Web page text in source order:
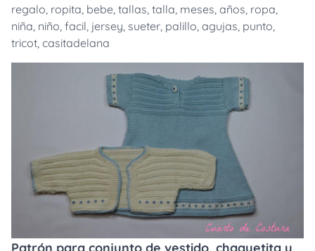
regalo, ropita, bebe, tallas, talla, meses, años, ropa,
niña, niño, facil, jersey, sueter, palillo, agujas, punto,
tricot, casitadelana